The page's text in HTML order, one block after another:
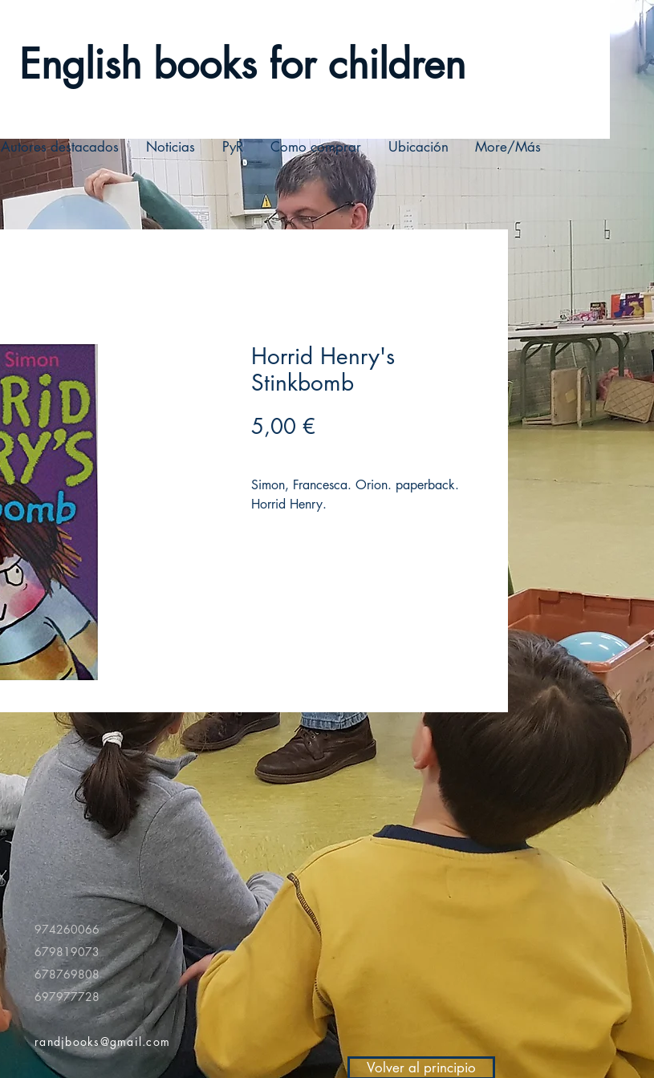
English books for children
Autores destacados Noticias PyR Como comprar Ubicación More/Más
Horrid Henry's
Stinkbomb
5,00 €
Simon, Francesca. Orion. paperback.
Horrid Henry.
974260066
679819073
678769808
697977728
randjbooks@gmail.com
Volver al principio